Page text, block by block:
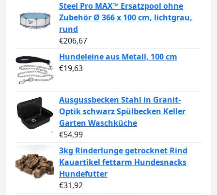
Steel Pro MAX™ Ersatzpool ohne
Zubehör Ø 366 x 100 cm, lichtgrau,
rund
€206,67
Hundeleine aus Metall, 100 cm
€19,63
Ausgussbecken Stahl in Granit-
Optik schwarz Spülbecken Keller
Garten Waschküche
€54,99
3kg Rinderlunge getrocknet Rind
Kauartikel fettarm Hundesnacks
Hundefutter
€31,92